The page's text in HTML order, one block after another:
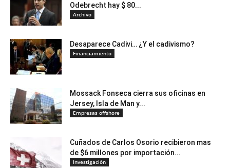
Odebrecht hay $ 80...
Archivo
Desaparece Cadivi… ¿Y el cadivismo?
Financiamiento
Mossack Fonseca cierra sus oficinas en
Jersey, Isla de Man y...
Empresas offshore
Cuñados de Carlos Osorio recibieron mas
de $6 millones por importación...
Investigación